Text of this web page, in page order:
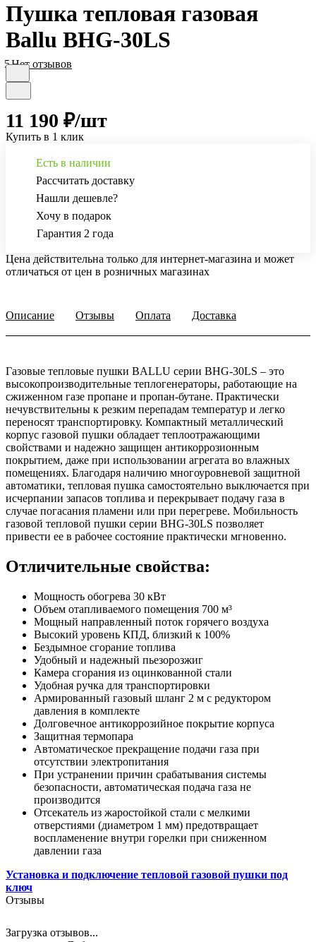
Пушка тепловая газовая
Ballu BHG-30LS
5Нет отзывов
11 190 ₽/шт
Купить в 1 клик
Есть в наличии
Рассчитать доставку
Нашли дешевле?
Хочу в подарок
Гарантия 2 года
Цена действительна только для интернет-магазина и может
отличаться от цен в розничных магазинах
Описание Отзывы Оплата Доставка
Газовые тепловые пушки BALLU серии BHG-30LS – это
высокопроизводительные теплогенераторы, работающие на
сжиженном газе пропане и пропан-бутане. Практически
нечувствительны к резким перепадам температур и легко
переносят транспортировку. Компактный металлический
корпус газовой пушки обладает теплоотражающими
свойствами и надежно защищен антикоррозионным
покрытием, даже при использовании агрегата во влажных
помещениях. Благодаря наличию многоуровневой защитной
автоматики, тепловая пушка самостоятельно выключается при
исчерпании запасов топлива и перекрывает подачу газа в
случае погасания пламени или при перегреве. Мобильность
газовой тепловой пушки серии BHG-30LS позволяет
привести ее в рабочее состояние практически мгновенно.
Отличительные свойства:
Мощность обогрева 30 кВт
Объем отапливаемого помещения 700 м³
Мощный направленный поток горячего воздуха
Высокий уровень КПД, близкий к 100%
Бездымное сгорание топлива
Удобный и надежный пьезорозжиг
Камера сгорания из оцинкованной стали
Удобная ручка для транспортировки
Армированный газовый шланг 2 м с редуктором
давления в комплекте
Долговечное антикоррозийное покрытие корпуса
Защитная термопара
Автоматическое прекращение подачи газа при
отсутствии электропитания
При устранении причин срабатывания системы
безопасности, автоматическая подача газа не
производится
Отсекатель из жаростойкой стали с мелкими
отверстиями (диаметром 1 мм) предотвращает
воспламенение внутри горелки при сниженном
давлении газа
Установка и подключение тепловой газовой пушки под
ключ
Отзывы
Загрузка отзывов...